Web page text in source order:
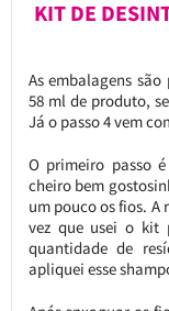
KIT DE
As embalagens
58 ml de produto,
Já o passo 4 vem
O primeiro passo
cheiro bem
um pouco os fios. A
vez que usei o kit
quantidade de
apliquei esse